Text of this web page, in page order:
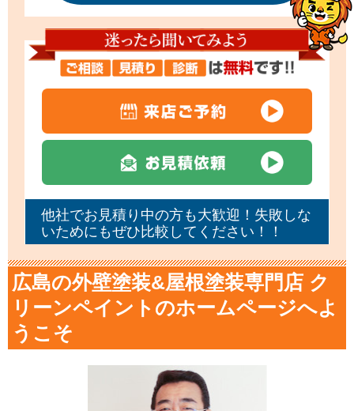
他社でお見積り中の方も大歓迎！失敗しな
いためにもぜひ比較してください！！
広島の外壁塗装&屋根塗装専門店 ク
リーンペイントのホームページへよ
うこそ